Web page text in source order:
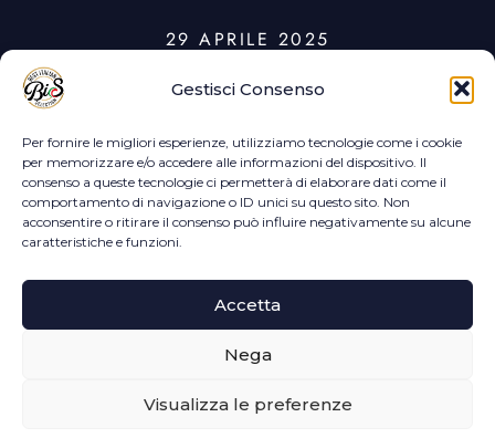
Gestisci Consenso
Per fornire le migliori esperienze, utilizziamo tecnologie come i cookie
per memorizzare e/o accedere alle informazioni del dispositivo. Il
consenso a queste tecnologie ci permetterà di elaborare dati come il
comportamento di navigazione o ID unici su questo sito. Non
acconsentire o ritirare il consenso può influire negativamente su alcune
caratteristiche e funzioni.
Accetta
Nega
Visualizza le preferenze
29 APRILE 2025
DIECI
DI BIS